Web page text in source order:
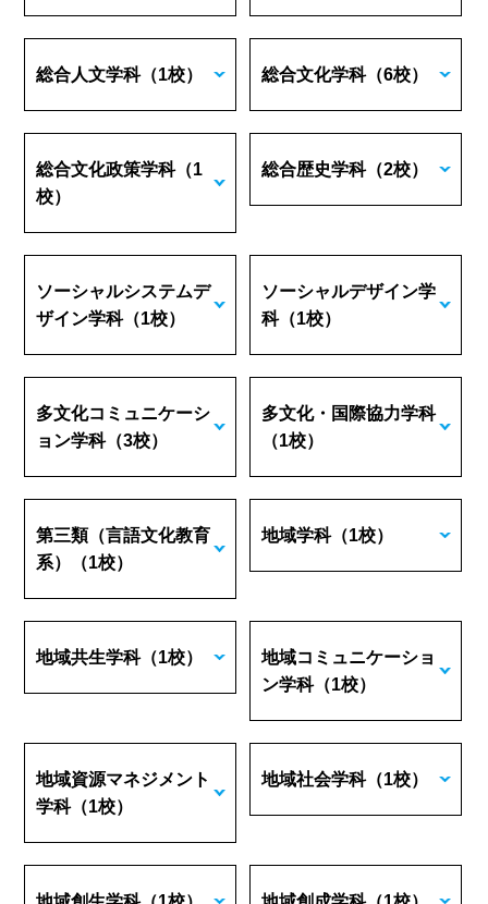
総合人文学科（1校） 総合文化学科（6校）
総合文化政策学科（1
校）
総合歴史学科（2校）
ソーシャルシステムデ
ザイン学科（1校）
ソーシャルデザイン学
科（1校）
多文化コミュニケーシ
ョン学科（3校）
多文化・国際協力学科
（1校）
第三類（言語文化教育
系）
（1校）
地域学科（1校）
地域共生学科（1校）
地域コミュニケーショ
ン学科（1校）
地域資源マネジメント
学科（1校）
地域社会学科（1校）